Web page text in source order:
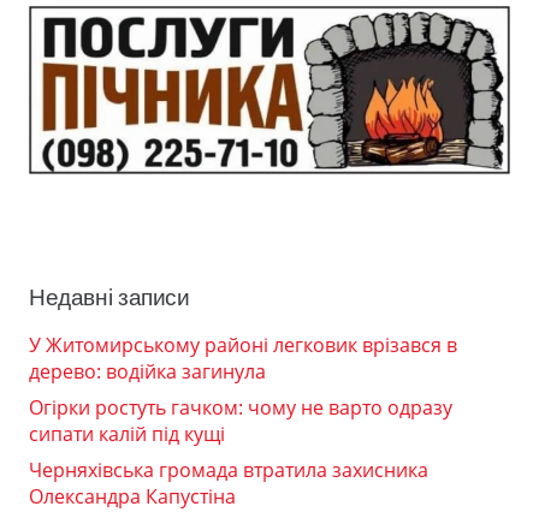
Недавні записи
У Житомирському районі легковик врізався в
дерево: водійка загинула
Огірки ростуть гачком: чому не варто одразу
сипати калій під кущі
Черняхівська громада втратила захисника
Олександра Капустіна